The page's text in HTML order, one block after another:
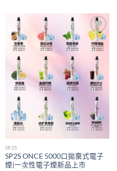
Add to
wishlist
SP2S
SP2S ONCE 5000口拋棄式電子
煙|一次性電子煙新品上市